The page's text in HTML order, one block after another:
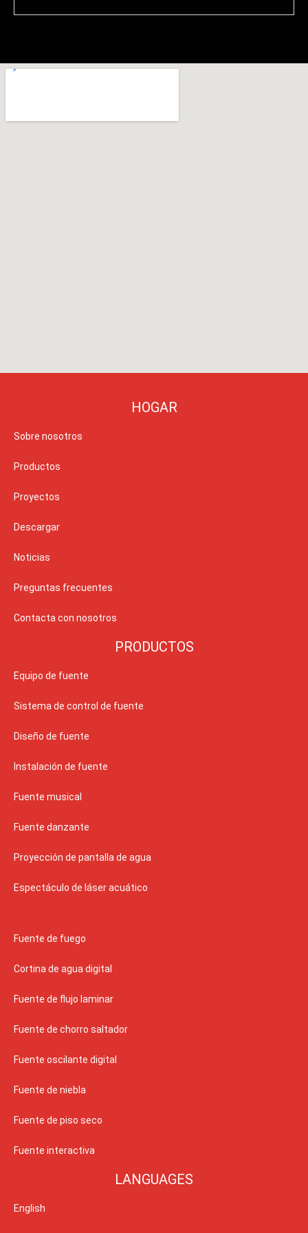
HOGAR
Sobre nosotros
Productos
Proyectos
Descargar
Noticias
Preguntas frecuentes
Contacta con nosotros
PRODUCTOS
Equipo de fuente
Sistema de control de fuente
Diseño de fuente
Instalación de fuente
Fuente musical
Fuente danzante
Proyección de pantalla de agua
Espectáculo de láser acuático
Fuente de fuego
Cortina de agua digital
Fuente de flujo laminar
Fuente de chorro saltador
Fuente oscilante digital
Fuente de niebla
Fuente de piso seco
Fuente interactiva
LANGUAGES
English